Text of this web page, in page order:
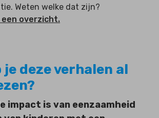
Weten welke dat zijn?
overzicht.
je deze verhalen al
impact is van eenzaamheid